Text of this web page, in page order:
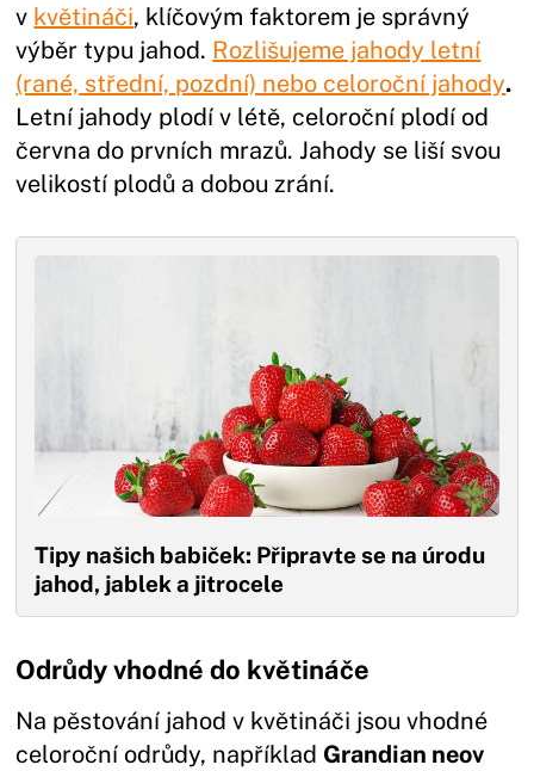
v květináči, klíčovým faktorem je správný
výběr typu jahod. Rozlišujeme jahody letní
(rané, střední, pozdní) nebo celoroční jahody.
Letní jahody plodí v létě, celoroční plodí od
června do prvních mrazů. Jahody se liší svou
velikostí plodů a dobou zrání.
Tipy našich babiček: Připravte se na úrodu
jahod, jablek a jitrocele
Odrůdy vhodné do květináče
Na pěstování jahod v květináči jsou vhodné
celoroční odrůdy, například Grandian neov